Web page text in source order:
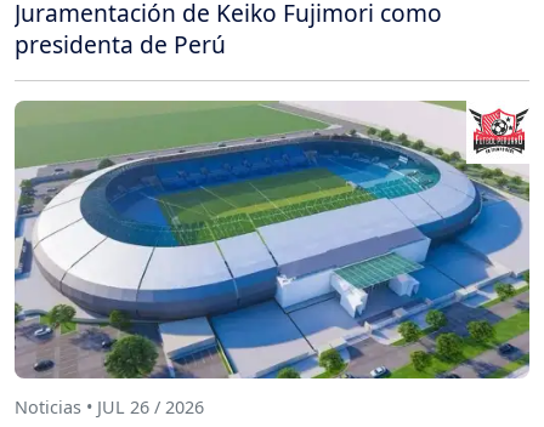
Juramentación de Keiko Fujimori como
presidenta de Perú
Noticias • JUL 26 / 2026